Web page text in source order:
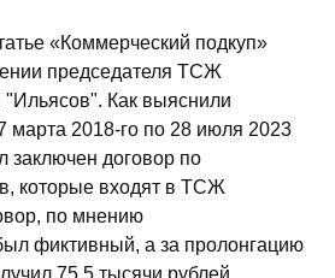
«Коммерческий подкуп»
председателя ТСЖ
Как выяснили
марта 2018-го по 28 июля 2023
заключен договор по
которые входят в ТСЖ
по мнению
фиктивный, а за пролонгацию